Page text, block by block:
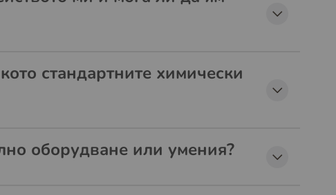
стандартните химически
оборудване или умения?